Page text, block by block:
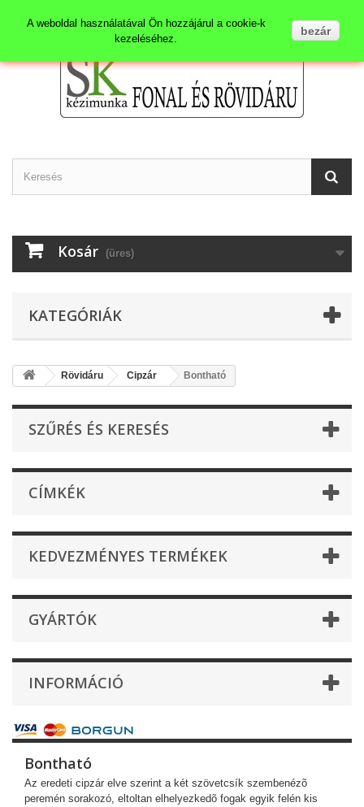
Kosár (üres)
KATEGÓRIÁK
Rövidáru Cipzár Bontható
SZŰRÉS ÉS KERESÉS
CÍMKÉK
KEDVEZMÉNYES TERMÉKEK
GYÁRTÓK
INFORMÁCIÓ
Bontható
Az eredeti cipzár elve szerint a két szövetcsík szembenézõ
peremén sorakozó, eltoltan elhelyezkedõ fogak egyik felén kis
A weboldal használatával Ön hozzájárul a cookie-k
kezeléséhez.
bezár